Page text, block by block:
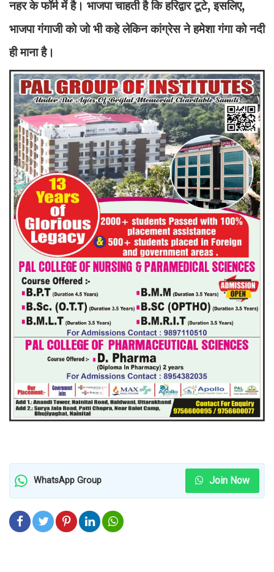
नहर के फॉर्म में है। भाजपा चाहती है कि हरिद्वार टूटे, इसलिए,
भाजपा गंगाजी को जो भी कहे लेकिन कांग्रेस ने हमेशा गंगा को नदी
ही माना है।
WhatsApp Group Join Now